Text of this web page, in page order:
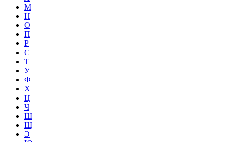
М
Н
О
П
Р
С
Т
У
Ф
Х
Ц
Ч
Ш
Щ
Э